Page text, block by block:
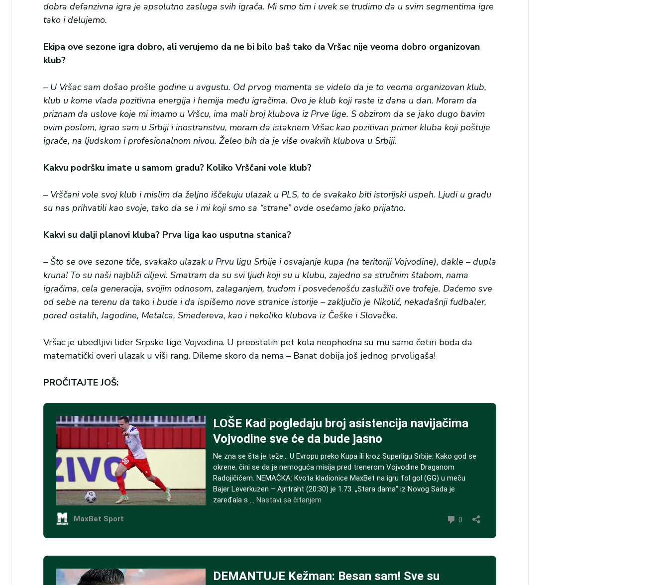
dobra defanzivna igra je apsolutno zasluga svih igrača. Mi smo tim i uvek se trudimo da u svim segmentima igre
tako i delujemo.
Ekipa ove sezone igra dobro, ali verujemo da ne bi bilo baš tako da Vršac nije veoma dobro organizovan
klub?
– U Vršac sam došao prošle godine u avgustu. Od prvog momenta se videlo da je to veoma organizovan klub,
klub u kome vlada pozitivna energija i hemija među igračima. Ovo je klub koji raste iz dana u dan. Moram da
priznam da uslove koje mi imamo u Vršcu, ima mali broj klubova iz Prve lige. S obzirom da se jako dugo bavim
ovim poslom, igrao sam u Srbiji i inostranstvu, moram da istaknem Vršac kao pozitivan primer kluba koji poštuje
igrače, na ljudskom i profesionalnom nivou. Želeo bih da je više ovakvih klubova u Srbiji.
Kakvu podršku imate u samom gradu? Koliko Vrščani vole klub?
– Vrščani vole svoj klub i mislim da željno iščekuju ulazak u PLS, to će svakako biti istorijski uspeh. Ljudi u gradu
su nas prihvatili kao svoje, tako da se i mi koji smo sa “strane” ovde osećamo jako prijatno.
Kakvi su dalji planovi kluba? Prva liga kao usputna stanica?
– Što se ove sezone tiče, svakako ulazak u Prvu ligu Srbije i osvajanje kupa (na teritoriji Vojvodine), dakle – dupla
kruna! To su naši najbliži ciljevi. Smatram da su svi ljudi koji su u klubu, zajedno sa stručnim štabom, nama
igračima, cela generacija, svojim odnosom, zalaganjem, trudom i posvećenošću zaslužili ove trofeje. Daćemo sve
od sebe na terenu da tako i bude i da ispišemo nove stranice istorije – zaključio je Nikolić, nekadašnji fudbaler,
pored ostalih, Jagodine, Metalca, Smedereva, kao i nekoliko klubova iz Češke i Slovačke.
Vršac je ubedljivi lider Srpske lige Vojvodina. U preostalih pet kola neophodna su mu samo četiri boda da
matematički overi ulazak u viši rang. Dileme skoro da nema – Banat dobija još jednog prvoligaša!
PROČITAJTE JOŠ: